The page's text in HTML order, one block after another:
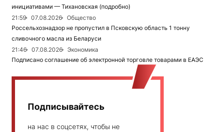
инициативами — Тихановская (подробно)
21:59
07.08.2026
Общество
Россельхознадзор не пропустил в Псковскую область 1 тонну
сливочного масла из Беларуси
21:46
07.08.2026
Экономика
Подписано соглашение об электронной торговле товарами в ЕАЭС
Подписывайтесь
на нас в соцсетях, чтобы не